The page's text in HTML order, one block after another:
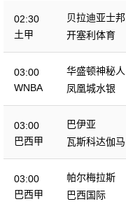
02:30
土甲
贝拉迪亚士邦
开塞利体育
03:00
WNBA
华盛顿神秘人
凤凰城水银
03:00
巴西甲
巴伊亚
瓦斯科达伽马
03:00
巴西甲
帕尔梅拉斯
巴西国际